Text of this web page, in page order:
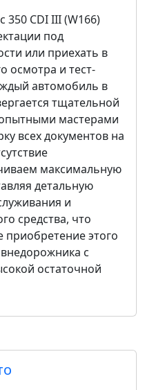
350 CDI III (W166)
под
или приехать в
осмотра и тест-
автомобиль в
тщательной
мастерами
всех документов на
максимальную
детальную
и
средства, что
приобретение этого
с
остаточной